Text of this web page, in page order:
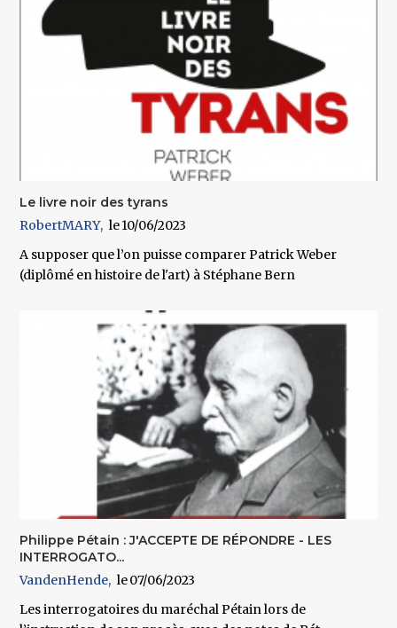
Le livre noir des tyrans
RobertMARY
10/06/2023
A supposer que l’on puisse comparer Patrick Weber
(diplômé en histoire de l'art) à Stéphane Bern
Philippe Pétain : J'ACCEPTE DE RÉPONDRE - LES
INTERROGATO...
VandenHende
07/06/2023
Les interrogatoires du maréchal Pétain lors de